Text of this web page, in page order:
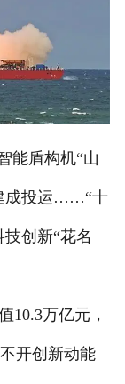
盾构机“山
成投运……“十
创新“花名
万亿元，
开创新动能